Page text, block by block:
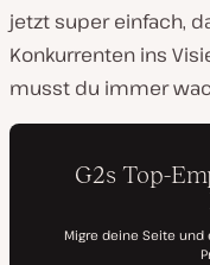
jetzt super einfach,
Konkurrenten ins
musst du immer